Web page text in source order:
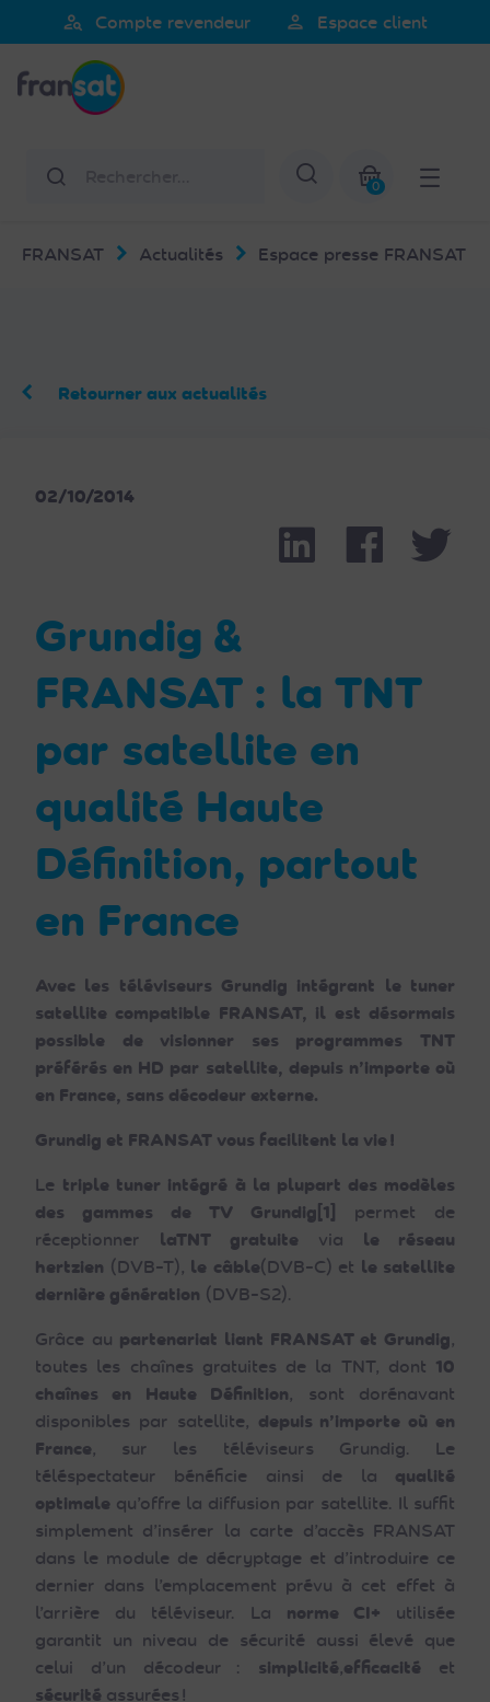
noter
Ce
comprend
d'accessibilité.
person_search Compte revendeur person Espace client
Afficher la
0
FRANSAT Actualités Espace presse FRANSAT
Retourner aux actualités
02/10/2014
Linkedin Facebook
Grundig &
FRANSAT : la TNT
par satellite en
qualité Haute
Définition, partout
en France
Avec les téléviseurs Grundig intégrant le tuner
satellite compatible FRANSAT, il est désormais
possible de visionner ses programmes TNT
préférés en HD par satellite, depuis n’importe où
en France, sans décodeur externe.
Grundig et FRANSAT vous facilitent la vie !
Le triple tuner intégré à la plupart des modèles
des gammes de TV Grundig [1]
permet de
réceptionner laTNT gratuite via le réseau
hertzien (DVB-T), le câble(DVB-C) et le satellite
dernière génération (DVB-S2).
Grâce au partenariat liant FRANSAT et Grundig,
toutes les chaînes gratuites de la TNT, dont 10
chaînes en Haute Définition, sont dorénavant
disponibles par satellite, depuis n’importe où en
France, sur les téléviseurs Grundig. Le
téléspectateur bénéficie ainsi de la qualité
optimale qu’offre la diffusion par satellite. Il suffit
simplement d’insérer la carte d’accès FRANSAT
dans le module de décryptage et d’introduire ce
dernier dans l’emplacement prévu à cet effet à
l’arrière du téléviseur. La norme CI+ utilisée
garantit un niveau de sécurité aussi élevé que
celui d’un décodeur : simplicité,efficacité et
sécurité assurées !